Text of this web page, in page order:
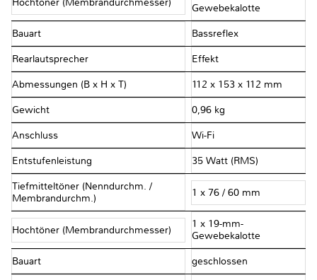
Gewebekalotte
Bauart Bassreflex
Rearlautsprecher Effekt
Abmessungen (B x H x T) 112 x 153 x 112 mm
Gewicht 0,96 kg
Anschluss Wi-Fi
Entstufenleistung 35 Watt (RMS)
Tiefmitteltöner (Nenndurchm. /
Membrandurchm.)
1 x 76 / 60 mm
Hochtöner (Membrandurchmesser)
1 x 19-mm-
Gewebekalotte
Bauart geschlossen